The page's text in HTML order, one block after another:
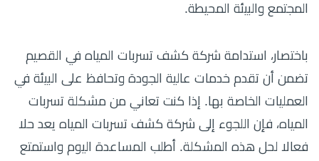
المجتمع والبيئة المحيطة.
باختصار، استدامة شركة كشف تسربات المياه في القصيم
تضمن أن تقدم خدمات عالية الجودة وتحافظ على البيئة في
العمليات الخاصة بها. إذا كنت تعاني من مشكلة تسربات
المياه، فإن اللجوء إلى شركة كشف تسربات المياه يعد حلا
فعالا لحل هذه المشكلة. أطلب المساعدة اليوم واستمتع